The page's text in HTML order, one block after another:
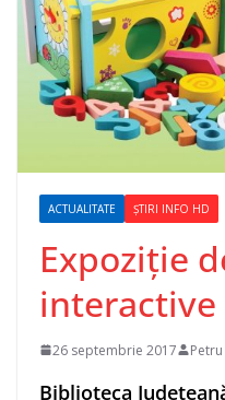
ACTUALITATE ȘTIRI INFO HD
Expoziție
interactive
26 septembrie 2017
Biblioteca